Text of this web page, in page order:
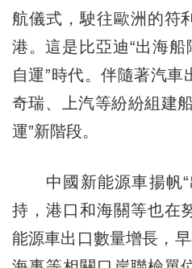
航儀式，駛往歐洲的符
港。這是比亞迪“出海船
自運”時代。伴隨著汽車
奇瑞、上汽等紛紛組建
運”新階段。
中國新能源車揚帆“
持，港口和海關等也在
能源車出口數量增長，